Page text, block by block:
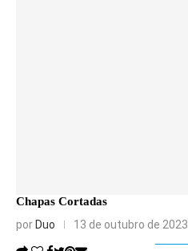
Chapas Cortadas
por Duo 13 de outubro de 2023